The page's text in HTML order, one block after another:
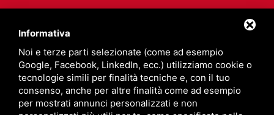
Informativa
Noi e terze parti selezionate (come ad esempio
Google, Facebook, LinkedIn, ecc.) utilizziamo cookie o
tecnologie simili per finalità tecniche e, con il tuo
consenso, anche per altre finalità come ad esempio
per mostrati annunci personalizzati e non